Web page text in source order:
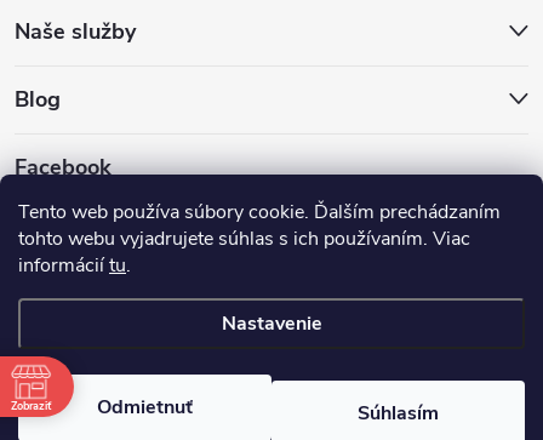
Tento web používa súbory cookie. Ďalším prechádzaním
tohto webu vyjadrujete súhlas s ich používaním. Viac
informáciítu.
Nastavenie
Odmietnuť Súhlasím
Naše služby
Blog
Facebook
Copyright 2026 Hokejovekorcule.sk. Všetky práva vyhradené.
Zobraziť